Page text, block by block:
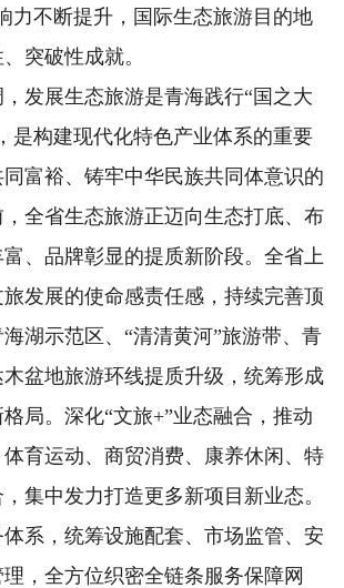
力不断提升，国际生态旅游目的地
突破性成就。
展生态旅游是青海践行“国之大
是构建现代化特色产业体系的重要
富裕、铸牢中华民族共同体意识的
全省生态旅游正迈向生态打底、布
、品牌彰显的提质新阶段。全省上
发展的使命感责任感，持续完善顶
湖示范区、“清清黄河”旅游带、青
盆地旅游环线提质升级，统筹形成
局。深化“文旅+”业态融合，推动
育运动、商贸消费、康养休闲、特
集中发力打造更多新项目新业态。
系，统筹设施配套、市场监管、安
，全方位织密全链条服务保障网